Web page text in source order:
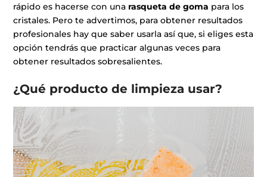
rápido es hacerse con una rasqueta de goma para los
cristales. Pero te advertimos, para obtener resultados
profesionales hay que saber usarla así que, si eliges esta
opción tendrás que practicar algunas veces para
obtener resultados sobresalientes.
¿Qué producto de limpieza usar?